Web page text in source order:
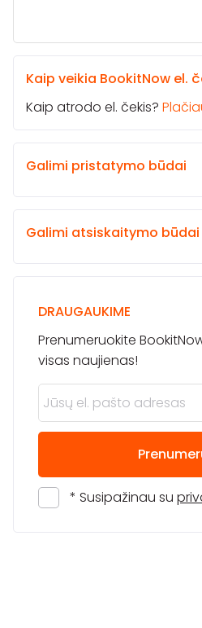
Kaip veikia BookitNow el.
Kaip atrodo el. čekis?
Galimi pristatymo būdai
Galimi atsiskaitymo būdai
DRAUGAUKIME
Prenumeruokite
visas naujienas!
* Susipažinau su